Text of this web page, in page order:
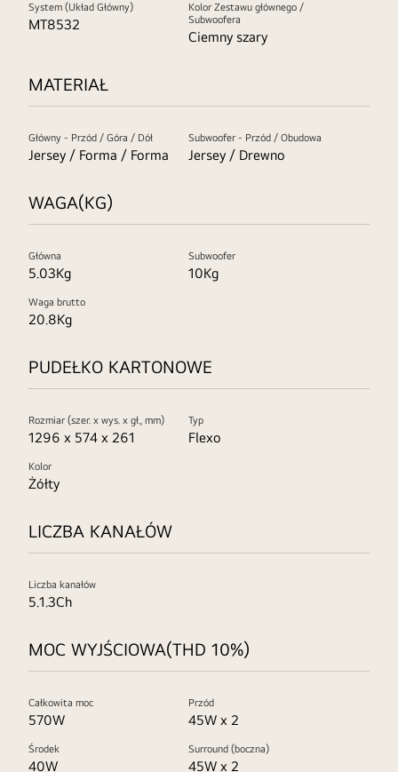
System (Układ Główny)
MT8532
Kolor Zestawu głównego /
Subwoofera
Ciemny szary
MATERIAŁ
Główny - Przód / Góra / Dół
Jersey / Forma / Forma
Subwoofer - Przód / Obudowa
Jersey / Drewno
WAGA(KG)
Główna
5.03Kg
Subwoofer
10Kg
Waga brutto
20.8Kg
PUDEŁKO KARTONOWE
Rozmiar (szer. x wys. x gł., mm)
1296 x 574 x 261
Typ
Flexo
Kolor
Żółty
LICZBA KANAŁÓW
Liczba kanałów
5.1.3Ch
MOC WYJŚCIOWA(THD 10%)
Całkowita moc
570W
Przód
45W x 2
Środek
40W
Surround (boczna)
45W x 2